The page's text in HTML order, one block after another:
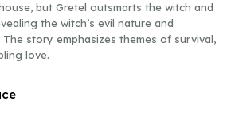
but Gretel outsmarts the witch and
the witch’s evil nature and
story emphasizes themes of survival,
love.